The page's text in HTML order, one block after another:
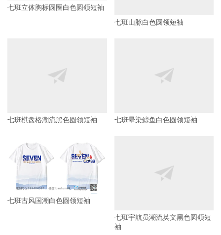
七班立体胸标圆圈白色圆领短袖
七班古风国潮白色圆领短袖